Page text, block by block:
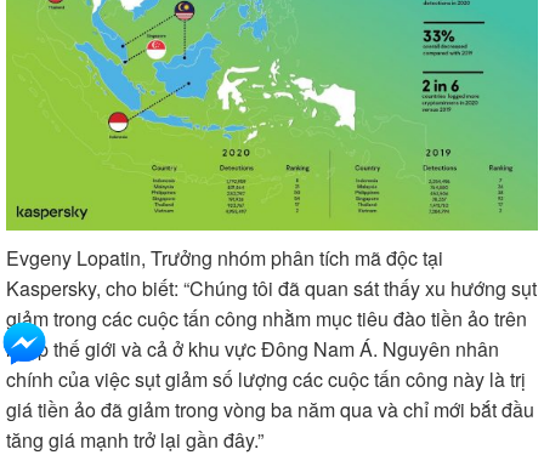
Evgeny Lopatin, Trưởng nhóm phân tích mã độc tại
Kaspersky, cho biết: “Chúng tôi đã quan sát thấy xu hướng sụt
giảm trong các cuộc tấn công nhằm mục tiêu đào tiền ảo trên
khắp thế giới và cả ở khu vực Đông Nam Á. Nguyên nhân
chính của việc sụt giảm số lượng các cuộc tấn công này là trị
giá tiền ảo đã giảm trong vòng ba năm qua và chỉ mới bắt đầu
tăng giá mạnh trở lại gần đây.”